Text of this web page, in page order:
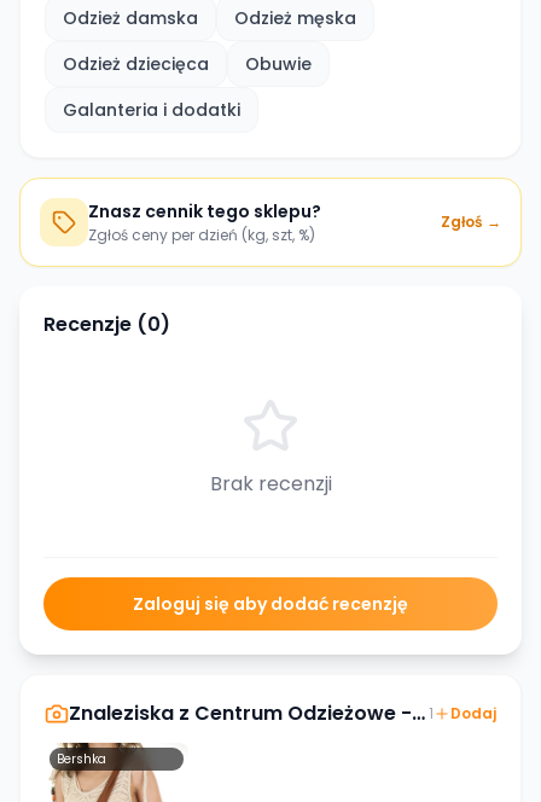
Odzież damska
Odzież męska
Odzież dziecięca
Obuwie
Galanteria i dodatki
Znasz cennik tego sklepu?
Zgłoś ceny per dzień (kg, szt, %)
Zgłoś →
Recenzje (0)
Brak recenzji
Zaloguj się aby dodać recenzję
Znaleziska z Centrum Odzieżowe - odzież używana 1 Dodaj
Bershka